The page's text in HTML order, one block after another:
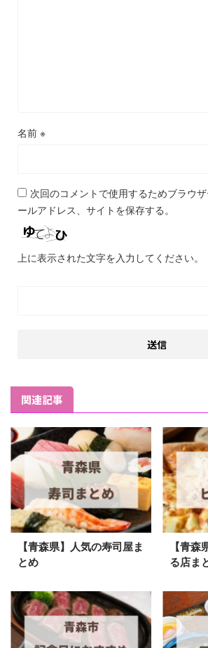
名前 ※
次回のコメントで使用するためブラウ
ールアドレス、サイトを保存する。
上に表示された文字を入力してください。
関連記事
【青森県】人気の寿司屋ま
とめ
【青
る店ま